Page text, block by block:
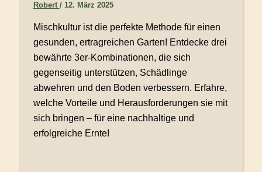
Robert / 12. März 2025
Mischkultur ist die perfekte Methode für einen
gesunden, ertragreichen Garten! Entdecke drei
bewährte 3er-Kombinationen, die sich
gegenseitig unterstützen, Schädlinge
abwehren und den Boden verbessern. Erfahre,
welche Vorteile und Herausforderungen sie mit
sich bringen – für eine nachhaltige und
erfolgreiche Ernte!